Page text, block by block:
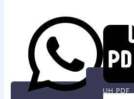
UNDUH PDF